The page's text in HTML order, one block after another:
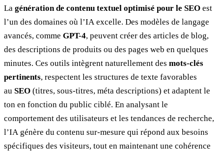
La génération de contenu textuel optimisé pour le SEO est
l’un des domaines où l’IA excelle. Des modèles de langage
avancés, comme GPT-4, peuvent créer des articles de blog,
des descriptions de produits ou des pages web en quelques
minutes. Ces outils intègrent naturellement des mots-clés
pertinents, respectent les structures de texte favorables
au SEO (titres, sous-titres, méta descriptions) et adaptent le
ton en fonction du public ciblé. En analysant le
comportement des utilisateurs et les tendances de recherche,
l’IA génère du contenu sur-mesure qui répond aux besoins
spécifiques des visiteurs, tout en maintenant une cohérence